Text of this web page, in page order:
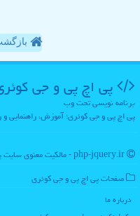
پی اچ پی و جی
برنامه نویسی تحت وب
پی اچ پی و جی کوئری؛ آموزش، راهنمایی
صفحات پی اچ پی و جی كوئری
درباره ما